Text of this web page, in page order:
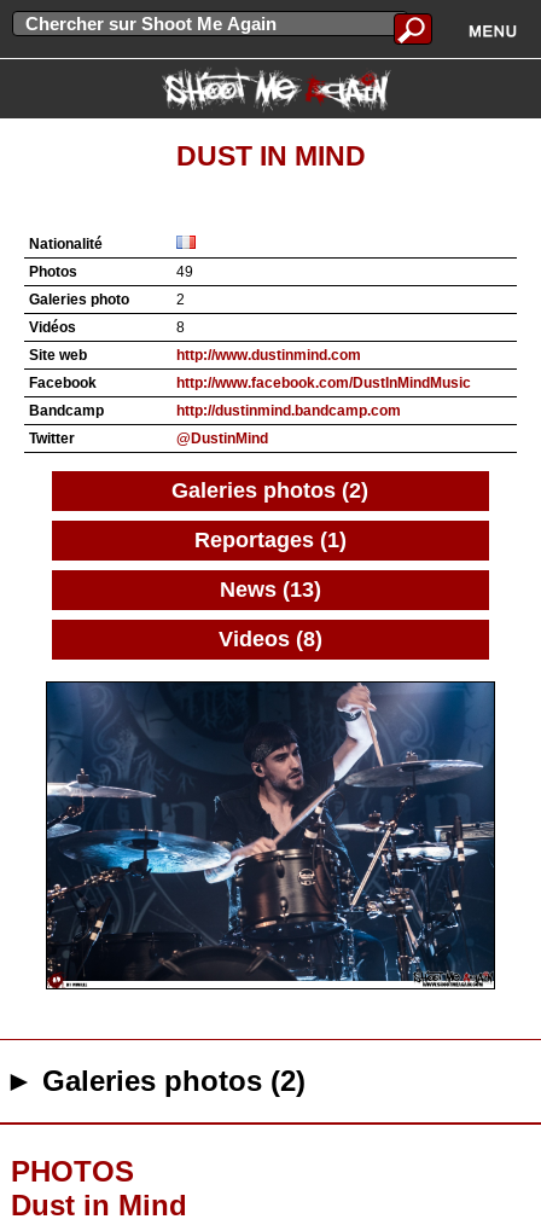
DUST IN MIND
Nationalité
Photos
49
Galeries photo
2
Vidéos
8
Site web
http://www.dustinmind.com
Facebook
http://www.facebook.com/DustInMindMusic
Bandcamp
http://dustinmind.bandcamp.com
Twitter
@DustinMind
Galeries photos (2)
Reportages (1)
News (13)
Videos (8)
► Galeries photos (2)
PHOTOS
Dust in Mind